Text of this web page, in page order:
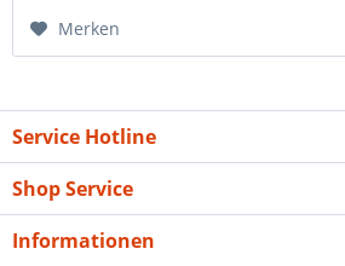
Merken
Service Hotline
Shop Service
Informationen